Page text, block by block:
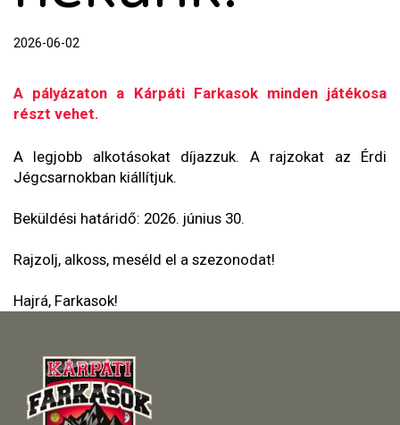
2026-06-02
A pályázaton a Kárpáti Farkasok minden játékosa
részt vehet.
A legjobb alkotásokat díjazzuk. A rajzokat az Érdi
Jégcsarnokban kiállítjuk.
Beküldési határidő: 2026. június 30.
Rajzolj, alkoss, meséld el a szezonodat!
Hajrá, Farkasok!